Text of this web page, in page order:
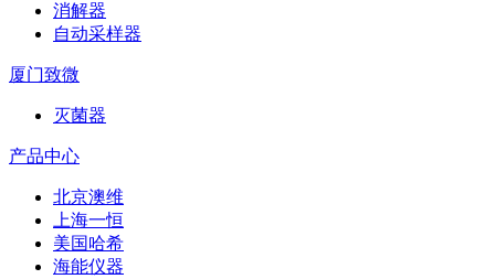
消解器
自动采样器
厦门致微
灭菌器
产品中心
北京澳维
上海一恒
美国哈希
海能仪器